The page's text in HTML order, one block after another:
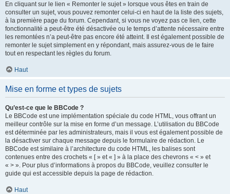
En cliquant sur le lien « Remonter le sujet » lorsque vous êtes en train de
consulter un sujet, vous pouvez remonter celui-ci en haut de la liste des sujets,
à la première page du forum. Cependant, si vous ne voyez pas ce lien, cette
fonctionnalité a peut-être été désactivée ou le temps d’attente nécessaire entre
les remontées n’a peut-être pas encore été atteint. Il est également possible de
remonter le sujet simplement en y répondant, mais assurez-vous de le faire
tout en respectant les règles du forum.
Haut
Mise en forme et types de sujets
Qu’est-ce que le BBCode ?
Le BBCode est une implémentation spéciale du code HTML, vous offrant un
meilleur contrôle sur la mise en forme d’un message. L’utilisation du BBCode
est déterminée par les administrateurs, mais il vous est également possible de
la désactiver sur chaque message depuis le formulaire de rédaction. Le
BBCode est similaire à l’architecture du code HTML, les balises sont
contenues entre des crochets « [ » et « ] » à la place des chevrons « < » et
« > ». Pour plus d’informations à propos du BBCode, veuillez consulter le
guide qui est accessible depuis la page de rédaction.
Haut